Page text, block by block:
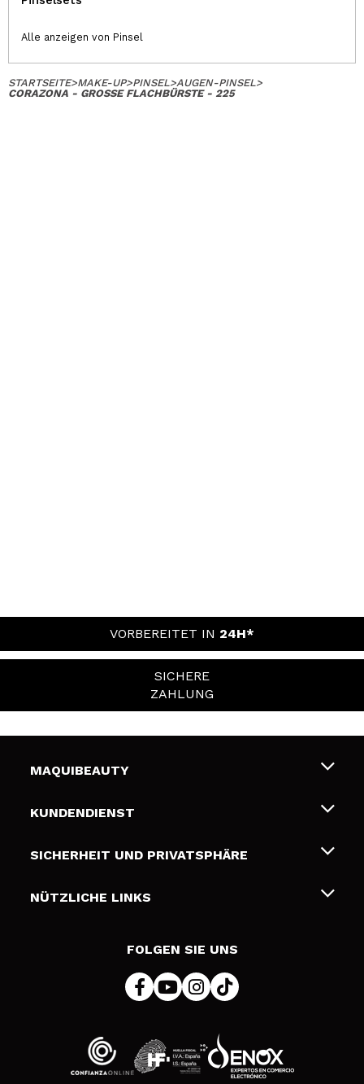
Alle anzeigen von Pinsel
STARTSEITE>MAKE-UP>PINSEL>AUGEN-PINSEL>
CORAZONA - GROSSE FLACHBÜRSTE - 225
VORBEREITET IN 24H*
SICHERE
ZAHLUNG
MAQUIBEAUTY
Über uns
Geschenkkarten
KUNDENDIENST
Liefer- und Versandkosten
Zahlung
SICHERHEIT UND PRIVATSPHÄRE
Bedingungen und Datenschutz
NÜTZLICHE LINKS
FOLGEN SIE UNS